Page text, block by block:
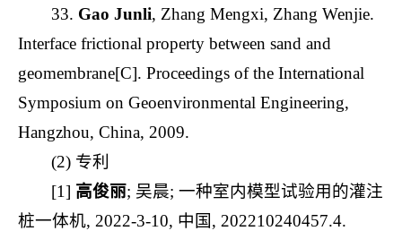
33. Gao Junli, Zhang Mengxi, Zhang Wenjie.
Interface frictional property between sand and
geomembrane[C]. Proceedings of the International
Symposium on Geoenvironmental Engineering,
Hangzhou, China, 2009.
(2) 专利
[1] 高俊丽; 吴晨; 一种室内模型试验用的灌注
桩一体机, 2022-3-10, 中国, 202210240457.4.